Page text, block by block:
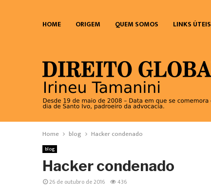
HOME ORIGEM QUEM SOMOS LINKS ÚTEIS
Home blog Hacker condenado
blog
Hacker condenado
26 de outubro de 2016 436